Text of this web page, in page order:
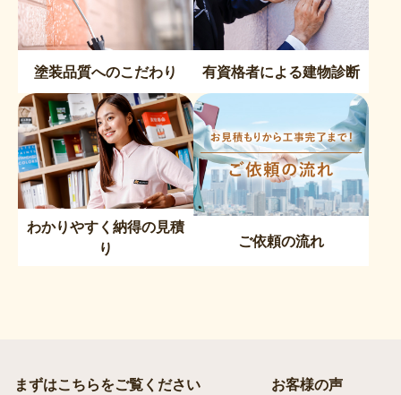
塗装品質へのこだわり 有資格者による建物診断
わかりやすく納得の見積
り
ご依頼の流れ
まずはこちらをご覧ください
お客様の声